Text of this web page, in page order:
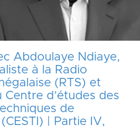
Abdoulaye Ndiaye,
à la Radio
(RTS) et
d’études des
de
| Partie IV,